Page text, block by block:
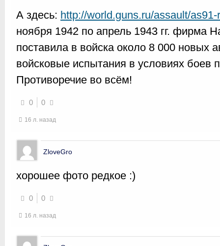
А здесь: http://world.guns.ru/assault/as91-
ноября 1942 по апрель 1943 гг. фирма
поставила в войска около 8 000 новых
войсковые испытания в условиях боев
Противоречие во всём!
0 0
16 л. назад
ZloveGro
хорошее фото редкое :)
0 0
16 л. назад